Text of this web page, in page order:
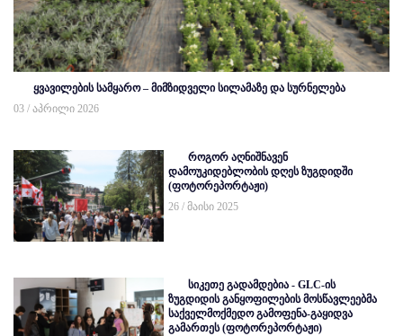
ყვავილების სამყარო – მიმზიდველი სილამაზე და სურნელება
03 / აპრილი 2026
როგორ აღნიშნავენ
დამოუკიდებლობის დღეს ზუგდიდში
(ფოტორეპორტაჟი)
26 / მაისი 2025
სიკეთე გადამდებია - GLC-ის
ზუგდიდის განყოფილების მოსწავლეებმა
საქველმოქმედო გამოფენა-გაყიდვა
გამართეს (ფოტორეპორტაჟი)